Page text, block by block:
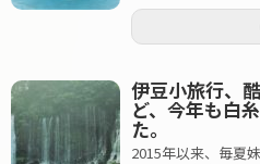
伊豆小旅行、
ど、今年も白
た。
2015年以来、毎夏